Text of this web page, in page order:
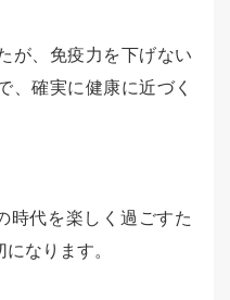
が、免疫力を下げない
、確実に健康に近づく
時代を楽しく過ごすた
なります。